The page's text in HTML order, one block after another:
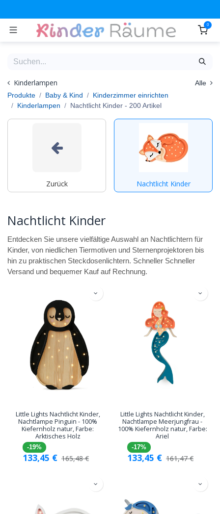
0
Kinderlampen
Alle
Produkte
Baby & Kind
Kinderzimmer einrichten
Kinderlampen
Nachtlicht Kinder - 200 Artikel
Zurück Nachtlicht Kinder
Nachtlicht Kinder
Entdecken Sie unsere vielfältige Auswahl an Nachtlichtern für
Kinder, von niedlichen Tiermotiven und Sternenprojektoren bis
hin zu praktischen Steckdosenlichtern. Schneller Schneller
Versand und bequemer Kauf auf Rechnung.
Little Lights Nachtlicht Kinder,
Nachtlampe Pinguin - 100%
Kiefernholz natur, Farbe:
Arktisches Holz
-19%
133,45 € 165,48€
Little Lights Nachtlicht Kinder,
Nachtlampe Meerjungfrau -
100% Kiefernholz natur, Farbe:
Ariel
-17%
133,45 € 161,47€